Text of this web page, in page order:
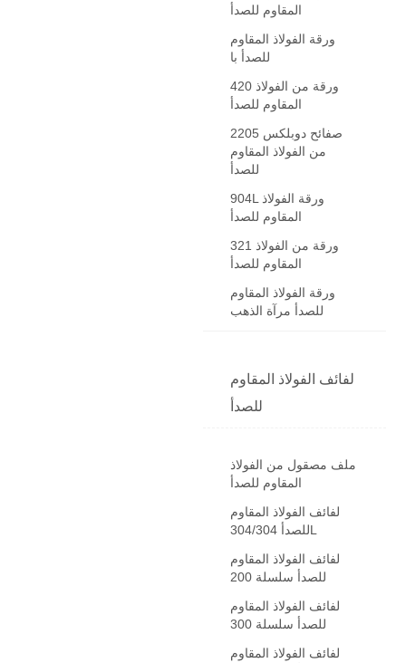
المقاوم للصدأ
ورقة الفولاذ المقاوم
للصدأ با
420 ورقة من الفولاذ
المقاوم للصدأ
2205 صفائح دوبلكس
من الفولاذ المقاوم
للصدأ
904L ورقة الفولاذ
المقاوم للصدأ
321 ورقة من الفولاذ
المقاوم للصدأ
ورقة الفولاذ المقاوم
للصدأ مرآة الذهب
لفائف الفولاذ المقاوم
للصدأ
ملف مصقول من الفولاذ
المقاوم للصدأ
لفائف الفولاذ المقاوم
للصدأ 304/304L
لفائف الفولاذ المقاوم
للصدأ سلسلة 200
لفائف الفولاذ المقاوم
للصدأ سلسلة 300
لفائف الفولاذ المقاوم